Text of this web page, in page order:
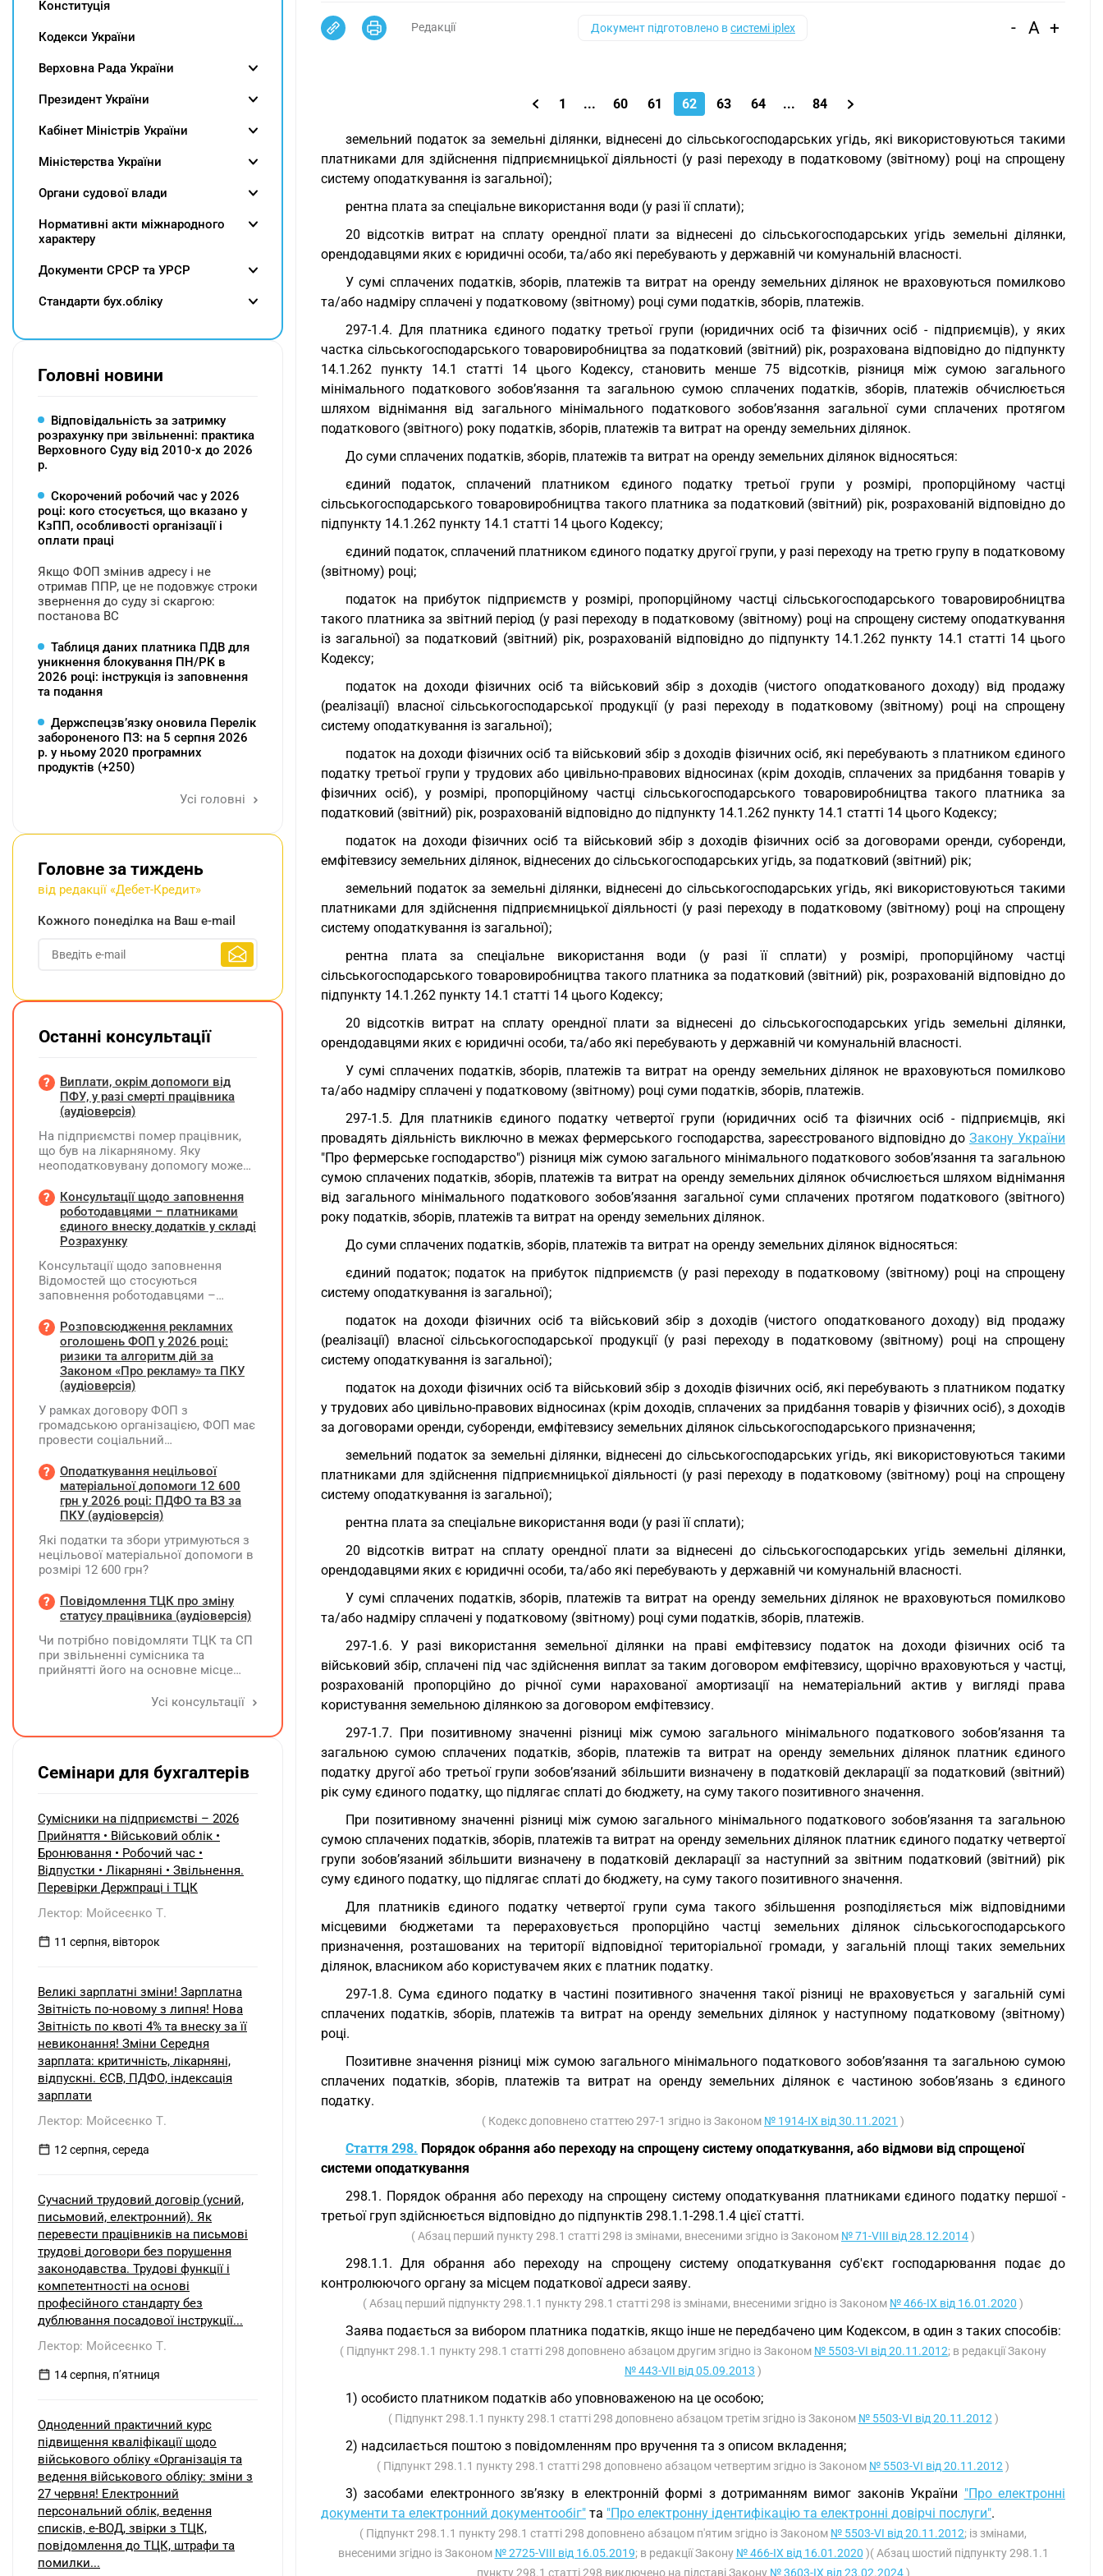
Редакції Документ підготовлено всистемі iplex - A +
1 ... 60 61 62 63 64 ... 84
земельний податок за земельні ділянки, віднесені до сільськогосподарських угідь, які використовуються такими
платниками для здійснення підприємницької діяльності (у разі переходу в податковому (звітному) році на спрощену
систему оподаткування із загальної);
рентна плата за спеціальне використання води (у разі її сплати);
20 відсотків витрат на сплату орендної плати за віднесені до сільськогосподарських угідь земельні ділянки,
орендодавцями яких є юридичні особи, та/або які перебувають у державній чи комунальній власності.
У сумі сплачених податків, зборів, платежів та витрат на оренду земельних ділянок не враховуються помилково
та/або надміру сплачені у податковому (звітному) році суми податків, зборів, платежів.
297-1.4. Для платника єдиного податку третьої групи (юридичних осіб та фізичних осіб - підприємців), у яких
частка сільськогосподарського товаровиробництва за податковий (звітний) рік, розрахована відповідно до підпункту
14.1.262 пункту 14.1 статті 14 цього Кодексу, становить менше 75 відсотків, різниця між сумою загального
мінімального податкового зобов’язання та загальною сумою сплачених податків, зборів, платежів обчислюється
шляхом віднімання від загального мінімального податкового зобов’язання загальної суми сплачених протягом
податкового (звітного) року податків, зборів, платежів та витрат на оренду земельних ділянок.
До суми сплачених податків, зборів, платежів та витрат на оренду земельних ділянок відносяться:
єдиний податок, сплачений платником єдиного податку третьої групи у розмірі, пропорційному частці
сільськогосподарського товаровиробництва такого платника за податковий (звітний) рік, розрахованій відповідно до
підпункту 14.1.262 пункту 14.1 статті 14 цього Кодексу;
єдиний податок, сплачений платником єдиного податку другої групи, у разі переходу на третю групу в податковому
(звітному) році;
податок на прибуток підприємств у розмірі, пропорційному частці сільськогосподарського товаровиробництва
такого платника за звітний період (у разі переходу в податковому (звітному) році на спрощену систему оподаткування
із загальної) за податковий (звітний) рік, розрахованій відповідно до підпункту 14.1.262 пункту 14.1 статті 14 цього
Кодексу;
податок на доходи фізичних осіб та військовий збір з доходів (чистого оподаткованого доходу) від продажу
(реалізації) власної сільськогосподарської продукції (у разі переходу в податковому (звітному) році на спрощену
систему оподаткування із загальної);
податок на доходи фізичних осіб та військовий збір з доходів фізичних осіб, які перебувають з платником єдиного
податку третьої групи у трудових або цивільно-правових відносинах (крім доходів, сплачених за придбання товарів у
фізичних осіб), у розмірі, пропорційному частці сільськогосподарського товаровиробництва такого платника за
податковий (звітний) рік, розрахованій відповідно до підпункту 14.1.262 пункту 14.1 статті 14 цього Кодексу;
податок на доходи фізичних осіб та військовий збір з доходів фізичних осіб за договорами оренди, суборенди,
емфітевзису земельних ділянок, віднесених до сільськогосподарських угідь, за податковий (звітний) рік;
земельний податок за земельні ділянки, віднесені до сільськогосподарських угідь, які використовуються такими
платниками для здійснення підприємницької діяльності (у разі переходу в податковому (звітному) році на спрощену
систему оподаткування із загальної);
рентна плата за спеціальне використання води (у разі її сплати) у розмірі, пропорційному частці
сільськогосподарського товаровиробництва такого платника за податковий (звітний) рік, розрахованій відповідно до
підпункту 14.1.262 пункту 14.1 статті 14 цього Кодексу;
20 відсотків витрат на сплату орендної плати за віднесені до сільськогосподарських угідь земельні ділянки,
орендодавцями яких є юридичні особи, та/або які перебувають у державній чи комунальній власності.
У сумі сплачених податків, зборів, платежів та витрат на оренду земельних ділянок не враховуються помилково
та/або надміру сплачені у податковому (звітному) році суми податків, зборів, платежів.
297-1.5. Для платників єдиного податку четвертої групи (юридичних осіб та фізичних осіб - підприємців, які
провадять діяльність виключно в межах фермерського господарства, зареєстрованого відповідно до Закону України
"Про фермерське господарство") різниця між сумою загального мінімального податкового зобов’язання та загальною
сумою сплачених податків, зборів, платежів та витрат на оренду земельних ділянок обчислюється шляхом віднімання
від загального мінімального податкового зобов’язання загальної суми сплачених протягом податкового (звітного)
року податків, зборів, платежів та витрат на оренду земельних ділянок.
До суми сплачених податків, зборів, платежів та витрат на оренду земельних ділянок відносяться:
єдиний податок; податок на прибуток підприємств (у разі переходу в податковому (звітному) році на спрощену
систему оподаткування із загальної);
податок на доходи фізичних осіб та військовий збір з доходів (чистого оподаткованого доходу) від продажу
(реалізації) власної сільськогосподарської продукції (у разі переходу в податковому (звітному) році на спрощену
систему оподаткування із загальної);
податок на доходи фізичних осіб та військовий збір з доходів фізичних осіб, які перебувають з платником податку
у трудових або цивільно-правових відносинах (крім доходів, сплачених за придбання товарів у фізичних осіб), з доходів
за договорами оренди, суборенди, емфітевзису земельних ділянок сільськогосподарського призначення;
земельний податок за земельні ділянки, віднесені до сільськогосподарських угідь, які використовуються такими
платниками для здійснення підприємницької діяльності (у разі переходу в податковому (звітному) році на спрощену
систему оподаткування із загальної);
рентна плата за спеціальне використання води (у разі її сплати);
20 відсотків витрат на сплату орендної плати за віднесені до сільськогосподарських угідь земельні ділянки,
орендодавцями яких є юридичні особи, та/або які перебувають у державній чи комунальній власності.
У сумі сплачених податків, зборів, платежів та витрат на оренду земельних ділянок не враховуються помилково
та/або надміру сплачені у податковому (звітному) році суми податків, зборів, платежів.
297-1.6. У разі використання земельної ділянки на праві емфітевзису податок на доходи фізичних осіб та
військовий збір, сплачені під час здійснення виплат за таким договором емфітевзису, щорічно враховуються у частці,
розрахованій пропорційно до річної суми нарахованої амортизації на нематеріальний актив у вигляді права
користування земельною ділянкою за договором емфітевзису.
297-1.7. При позитивному значенні різниці між сумою загального мінімального податкового зобов’язання та
загальною сумою сплачених податків, зборів, платежів та витрат на оренду земельних ділянок платник єдиного
податку другої або третьої групи зобов’язаний збільшити визначену в податковій декларації за податковий (звітний)
рік суму єдиного податку, що підлягає сплаті до бюджету, на суму такого позитивного значення.
При позитивному значенні різниці між сумою загального мінімального податкового зобов’язання та загальною
сумою сплачених податків, зборів, платежів та витрат на оренду земельних ділянок платник єдиного податку четвертої
групи зобов’язаний збільшити визначену в податковій декларації за наступний за звітним податковий (звітний) рік
суму єдиного податку, що підлягає сплаті до бюджету, на суму такого позитивного значення.
Для платників єдиного податку четвертої групи сума такого збільшення розподіляється між відповідними
місцевими бюджетами та перераховується пропорційно частці земельних ділянок сільськогосподарського
призначення, розташованих на території відповідної територіальної громади, у загальній площі таких земельних
ділянок, власником або користувачем яких є платник податку.
297-1.8. Сума єдиного податку в частині позитивного значення такої різниці не враховується у загальній сумі
сплачених податків, зборів, платежів та витрат на оренду земельних ділянок у наступному податковому (звітному)
році.
Позитивне значення різниці між сумою загального мінімального податкового зобов’язання та загальною сумою
сплачених податків, зборів, платежів та витрат на оренду земельних ділянок є частиною зобов’язань з єдиного
податку.
( Кодекс доповнено статтею 297-1 згідно із Законом № 1914-IX від 30.11.2021 )
Стаття 298. Порядок обрання або переходу на спрощену систему оподаткування, або відмови від спрощеної
системи оподаткування
298.1. Порядок обрання або переходу на спрощену систему оподаткування платниками єдиного податку першої -
третьої груп здійснюється відповідно до підпунктів 298.1.1-298.1.4 цієї статті.
( Абзац перший пункту 298.1 статті 298 із змінами, внесеними згідно із Законом № 71-VIII від 28.12.2014)
298.1.1. Для обрання або переходу на спрощену систему оподаткування суб'єкт господарювання подає до
контролюючого органу за місцем податкової адреси заяву.
( Абзац перший підпункту 298.1.1 пункту 298.1 статті 298 із змінами, внесеними згідно із Законом № 466-IX від 16.01.2020 )
Заява подається за вибором платника податків, якщо інше не передбачено цим Кодексом, в один з таких способів:
( Підпункт 298.1.1 пункту 298.1 статті 298 доповнено абзацом другим згідно із Законом № 5503-VI від 20.11.2012; в редакції Закону
№ 443-VII від 05.09.2013 )
1) особисто платником податків або уповноваженою на це особою;
( Підпункт 298.1.1 пункту 298.1 статті 298 доповнено абзацом третім згідно із Законом № 5503-VI від 20.11.2012 )
2) надсилається поштою з повідомленням про вручення та з описом вкладення;
( Підпункт 298.1.1 пункту 298.1 статті 298 доповнено абзацом четвертим згідно із Законом № 5503-VI від 20.11.2012 )
3) засобами електронного зв’язку в електронній формі з дотриманням вимог законів України "Про електронні
документи та електронний документообіг" та "Про електронну ідентифікацію та електронні довірчі послуги".
( Підпункт 298.1.1 пункту 298.1 статті 298 доповнено абзацом п'ятим згідно із Законом № 5503-VI від 20.11.2012; із змінами,
внесеними згідно із Законом № 2725-VIII від 16.05.2019; в редакції Закону № 466-IX від 16.01.2020 )( Абзац шостий підпункту 298.1.1
пункту 298.1 статті 298 виключено на підставі Закону № 3603-IX від 23.02.2024)
Конституція
Кодекси України
Верховна Рада України
Президент України
Кабінет Міністрів України
Міністерства України
Органи судової влади
Нормативні акти міжнародного
характеру
Документи СРСР та УРСР
Cтандарти бух.обліку
Головні новини
Відповідальність за затримку
розрахунку при звільненні: практика
Верховного Суду від 2010-х до 2026
р.
Скорочений робочий час у 2026
році: кого стосується, що вказано у
КзПП, особливості організації і
оплати праці
Якщо ФОП змінив адресу і не
отримав ППР, це не подовжує строки
звернення до суду зі скаргою:
постанова ВС
Таблиця даних платника ПДВ для
уникнення блокування ПН/РК в
2026 році: інструкція із заповнення
та подання
Держспецзв’язку оновила Перелік
забороненого ПЗ: на 5 серпня 2026
р. у ньому 2020 програмних
продуктів (+250)
Усі головні
Головне за тиждень
від редакції «Дебет-Кредит»
Кожного понеділка на Ваш e-mail
Останні консультації
Виплати, окрім допомоги від
ПФУ, у разі смерті працівника
(аудіоверсія)
На підприємстві помер працівник,
що був на лікарняному. Яку
неоподатковувану допомогу може
від ПФУ? Кому і як виплатити
лікарняні, що прийшли на рахунок
підприємства, та розрахункові
(компенсація за невикористані дні
Консультації щодо заповнення
роботодавцями – платниками
єдиного внеску додатків у складі
Розрахунку
Консультації щодо заповнення
Відомостей що стосуються
заповнення роботодавцями –
додатків Д1, Д2, Д3, Д5 та Д6 у складі
Розрахунку ЮО та додатків ФІЗ-Д1,
ФІЗ-Д5 та ФІЗ-Д6 у складі Розрахунку
ФОП/НПД, здійснює ПФУ
Розповсюдження рекламних
оголошень ФОП у 2026 році:
ризики та алгоритм дій за
Законом «Про рекламу» та ПКУ
(аудіоверсія)
У рамках договору ФОП з
громадською організацією, ФОП має
провести соціальний
Реєстрацію на цей захід ФОП
проводить через номер телефону,
який зазначено у листівках, які він
розклеїв на стовпах району та
для ГО по запиту на реєстрацію - це
фото цих рекламних об'яв. Чи
виникає у ФОПа зобов'язання по
Чи є будь які податкові наслідки по
розповсюдженню цих об'яв?
Оподаткування нецільової
матеріальної допомоги 12 600
грн у 2026 році: ПДФО та ВЗ за
ПКУ (аудіоверсія)
Які податки та збори утримуються з
нецільової матеріальної допомоги в
розмірі 12 600 грн?
Повідомлення ТЦК про зміну
статусу працівника (аудіоверсія)
Чи потрібно повідомляти ТЦК та СП
при звільненні сумісника та
прийнятті його на основне місце
Усі консультації
Семінари для бухгалтерів
Сумісники на підприємстві – 2026
Прийняття • Військовий облік •
Бронювання • Робочий час •
Відпустки • Лікарняні • Звільнення.
Перевірки Держпраці і ТЦК
Лектор: Мойсеєнко Т.
11 серпня, вівторок
Великі зарплатні зміни! Зарплатна
Звітність по-новому з липня! Нова
Звітність по квоті 4% та внеску за її
невиконання! Зміни Середня
зарплата: критичність, лікарняні,
відпускні. ЄСВ, ПДФО, індексація
зарплати
Лектор: Мойсеєнко Т.
12 серпня, середа
Сучасний трудовий договір (усний,
письмовий, електронний). Як
перевести працівників на письмові
трудові договори без порушення
законодавства. Трудові функції і
компетентності на основі
професійного стандарту без
дублювання посадової інструкції...
Лектор: Мойсеєнко Т.
14 серпня, пʼятниця
Одноденний практичний курс
підвищення кваліфікації щодо
військового обліку «Організація та
ведення військового обліку: зміни з
27 червня! Електронний
персональний облік, ведення
списків, е-ВОД, звірки з ТЦК,
повідомлення до ТЦК, штрафи та
помилки...